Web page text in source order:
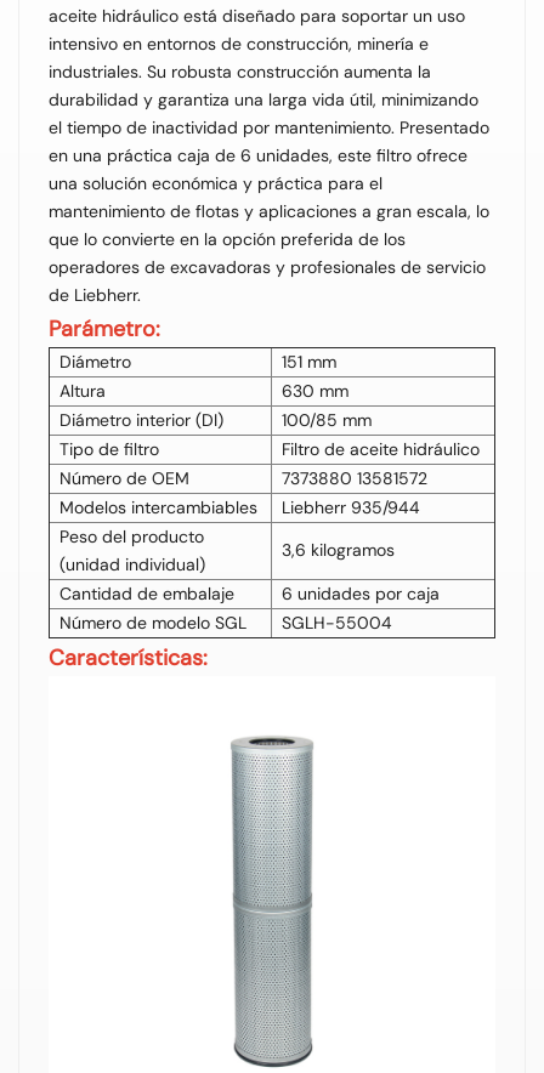
aceite hidráulico está diseñado para soportar un uso
intensivo en entornos de construcción, minería e
industriales. Su robusta construcción aumenta la
durabilidad y garantiza una larga vida útil, minimizando
el tiempo de inactividad por mantenimiento. Presentado
en una práctica caja de 6 unidades, este filtro ofrece
una solución económica y práctica para el
mantenimiento de flotas y aplicaciones a gran escala, lo
que lo convierte en la opción preferida de los
operadores de excavadoras y profesionales de servicio
de Liebherr.
Parámetro:
Diámetro
151 mm
Altura
630 mm
Diámetro interior (DI)
100/85 mm
Tipo de filtro
Filtro de aceite hidráulico
Número de OEM
7373880 13581572
Modelos intercambiables
Liebherr 935/944
Peso del producto
(unidad individual)
3,6 kilogramos
Cantidad de embalaje
6 unidades por caja
Número de modelo SGL
SGLH-55004
Características: